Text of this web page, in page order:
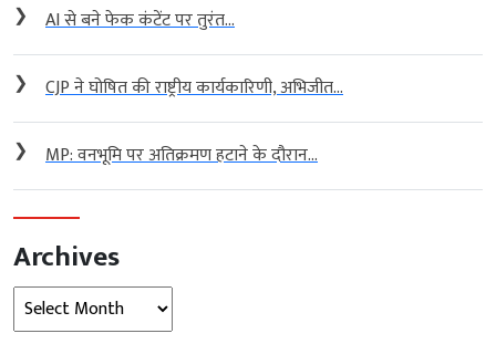
❯ AI से बने फेक कंटेंट पर तुरंत...
❯ CJP ने घोषित की राष्ट्रीय कार्यकारिणी, अभिजीत...
❯ MP: वनभूमि पर अतिक्रमण हटाने के दौरान...
Archives
Archives